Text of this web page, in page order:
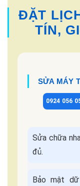
ĐẶT
TÍN,
SỬA MÁY
0924 056
Sửa chữa
đủ.
Bảo mật